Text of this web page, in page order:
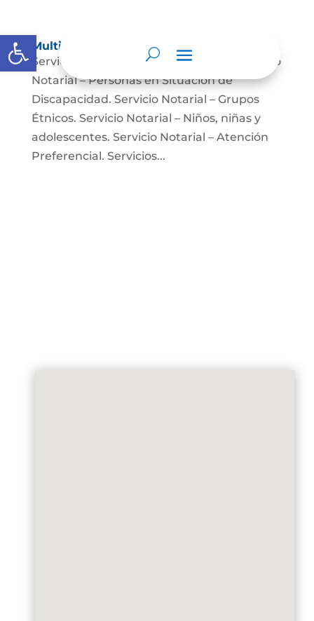
Abrir barra de herramientas
Multimedia
Servicio Notarial – Fuerzas Militares. Servicio
Notarial – Personas en Situación de
Discapacidad. Servicio Notarial – Grupos
Étnicos. Servicio Notarial – Niños, niñas y
adolescentes. Servicio Notarial – Atención
Preferencial. Servicios...